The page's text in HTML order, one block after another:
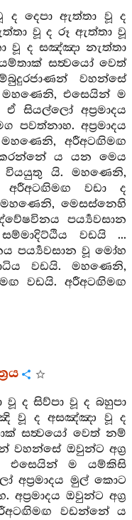
ද දෙපා ඇත්තා වූ ද
වූ ද රූ ඇත්තා වූ
වූ ද සඤ්ඤා නැත්තා
සත්‍වයෝ වෙත්
වහන්සේ
මහණෙනි, එසෙයින් ම
සියල්ලෝ අප්‍රමාදය
පවත්නාහ. අප්‍රමාදය
අරීඅටඟිමඟ
ය යන මෙය
යි. මහණෙනි,
වඩා ද
මෙසස්නෙහි
පර්‍ය්‍යවසාන
වඩයි ...
පර්‍ය්‍යවසාන වූ මෝහ
වඩයි. මහණෙනි,
වඩයි. අරීඅටඟිමඟ
වූ ද සිව්පා වූ ද බහුපා
වූ ද අසඤ්ඤා වූ ද
සත්‍වයෝ වෙත් නම්
වහන්සේ ඔවුන්ට අග්‍ර
එසෙයින් ම යම්කිසි
අප්‍රමාදය මුල් කොට
ඔවුන්ට අග්‍ර
වඩන්නේ ය